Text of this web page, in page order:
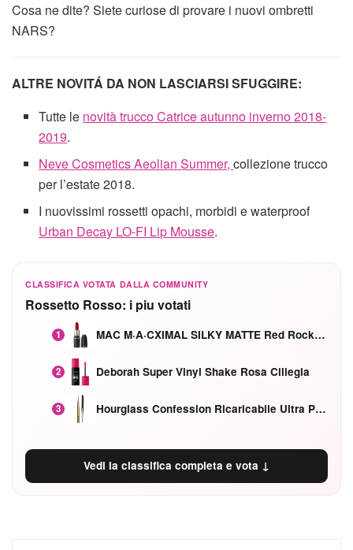
Cosa ne dite? Siete curiose di provare i nuovi ombretti
NARS?
ALTRE NOVITÁ DA NON LASCIARSI SFUGGIRE:
Tutte le novità trucco Catrice autunno inverno 2018-
2019.
Neve Cosmetics Aeolian Summer,collezione trucco
per l’estate 2018.
I nuovissimi rossetti opachi, morbidi e waterproof
Urban Decay LO-FI Lip Mousse.
CLASSIFICA VOTATA DALLA COMMUNITY
Rossetto Rosso: i piu votati
1 MAC M·A·CXIMAL SILKY MATTE Red Rock mat
2 Deborah Super Vinyl Shake Rosa Ciliegia
3 Hourglass Confession Ricaricabile Ultra Preciso Ad Alta Intensità Secretly Classic Red
Vedi la classifica completa e vota ↓